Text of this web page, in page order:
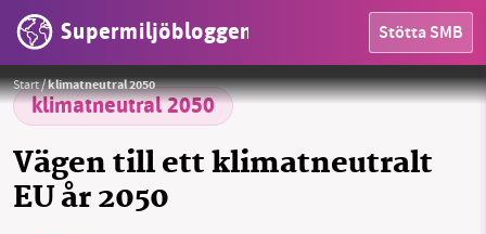
Supermiljöbloggen Stötta SMB
OMRÅDEN
MILJÖFAKTA
OM OSS
Start/klimatneutral 2050
klimatneutral 2050
Vägen till ett klimatneutralt
EU år 2050
Foto:Pixabay